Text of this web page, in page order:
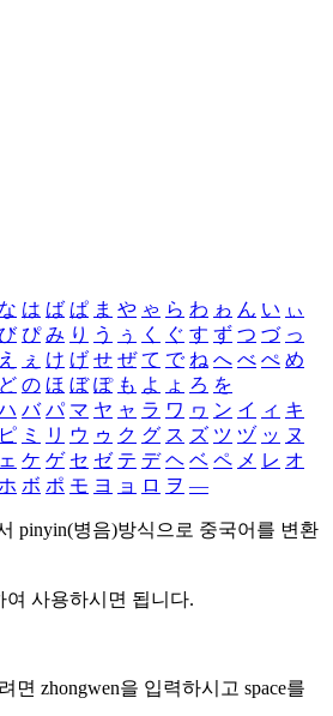
な は ば ぱ ま や ゃ ら わ ゎ ん い ぃ
び ぴ み り う ぅ く ぐ す ず つ づ っ
え ぇ け げ せ ぜ て で ね へ べ ぺ め
ど の ほ ぼ ぽ も よ ょ ろ を
バ パ マ ヤ ャ ラ ワ ヮ ン イ ィ キ
ピ ミ リ ウ ゥ ク グ ス ズ ツ ヅ ッ ヌ
ェ ケ ゲ セ ゼ テ デ ヘ ベ ペ メ レ オ
ボ ポ モ ヨ ョ ロ ヲ ―
pinyin(병음)방식으로 중국어를 변환
사용하시면 됩니다.
면 zhongwen을 입력하시고 space를